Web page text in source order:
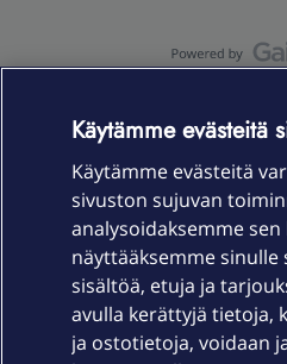
Laitteet & liittymät
Palvelut
Käytämme evästeitä
Käytämme evästeitä
sivuston sujuvan
analysoidaksemme sen
näyttääksemme sinulle
sisältöä, etuja ja
avulla kerättyjä tietoja,
ja ostotietoja, voidaan